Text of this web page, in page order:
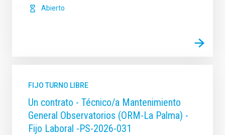
Abierto
FIJO TURNO LIBRE
Un contrato - Técnico/a Mantenimiento
General Observatorios (ORM-La Palma) -
Fijo Laboral -PS-2026-031